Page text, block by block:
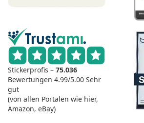
Stickerprofis – 75.036
Bewertungen 4.99/5.00 Sehr
gut
(von allen Portalen wie hier,
Amazon, eBay)